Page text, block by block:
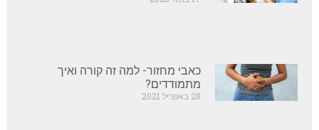
כאבי מחזור- למה זה קורה ואיך
מתמודדים?
28 באפריל 2021